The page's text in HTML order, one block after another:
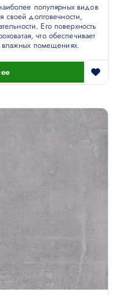
популярных видов
своей долговечности,
Его поверхность
что обеспечивает
помещениях.